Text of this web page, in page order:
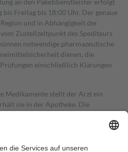
an den Paketdienstleister erfolgt
Freitag bis 18:00 Uhr. Der genaue
und in Abhängigkeit der
Zustellzeitpunkt des Spediteurs
notwendige pharmazeutische
dienen, die
einschließlich Klärungen
Medikamente stellt der Arzt ein
sie in der Apotheke. Die
trägt einen Teil davon als Zuzahlung
Zuzahlungen in Höhe von zehn